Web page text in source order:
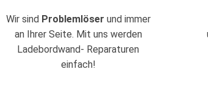
Wir sind Problemlöser und immer
an Ihrer Seite. Mit uns werden
Ladebordwand- Reparaturen
einfach!